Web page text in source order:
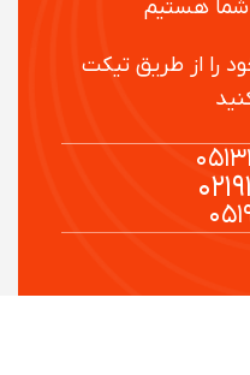
هستیم
از طریق تیکت